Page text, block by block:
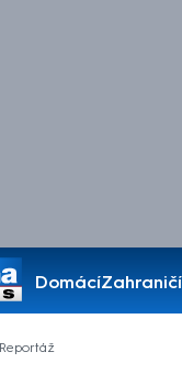
DomácíZahraničí
Pořady
Reportáž